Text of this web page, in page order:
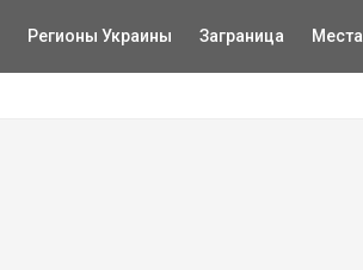
Регионы Украины Заграница Места